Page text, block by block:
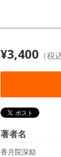
¥3,400 （税
著者名
香月院深励